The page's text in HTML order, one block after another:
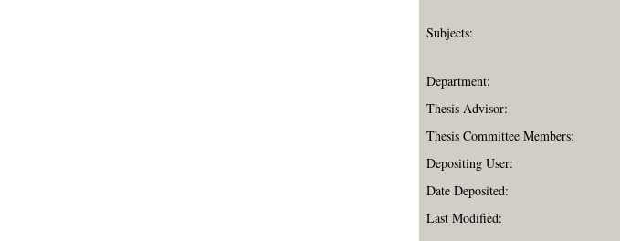
Subjects:
Department:
Thesis Advisor:
Thesis Committee Members:
Depositing User:
Date Deposited:
Last Modified: